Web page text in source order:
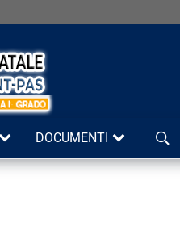
Cerca
DOCUMENTI